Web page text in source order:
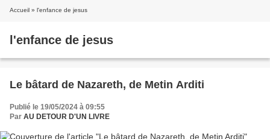
Accueil » l'enfance de jesus
l'enfance de jesus
Le bâtard de Nazareth, de Metin Arditi
Publié le 19/05/2024 à 09:55
Par AU DETOUR D'UN LIVRE